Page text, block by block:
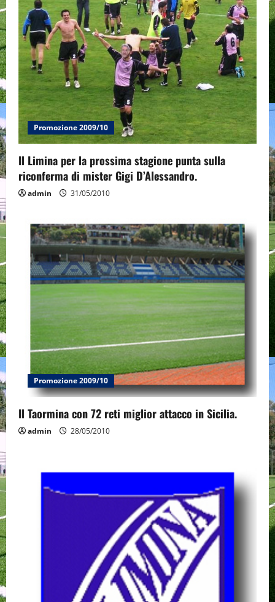
a
t
i
o
n
Promozione 2009/10
Il Limina per la prossima stagione punta sulla
riconferma di mister Gigi D’Alessandro.
admin 31/05/2010
Promozione 2009/10
Il Taormina con 72 reti miglior attacco in Sicilia.
admin 28/05/2010